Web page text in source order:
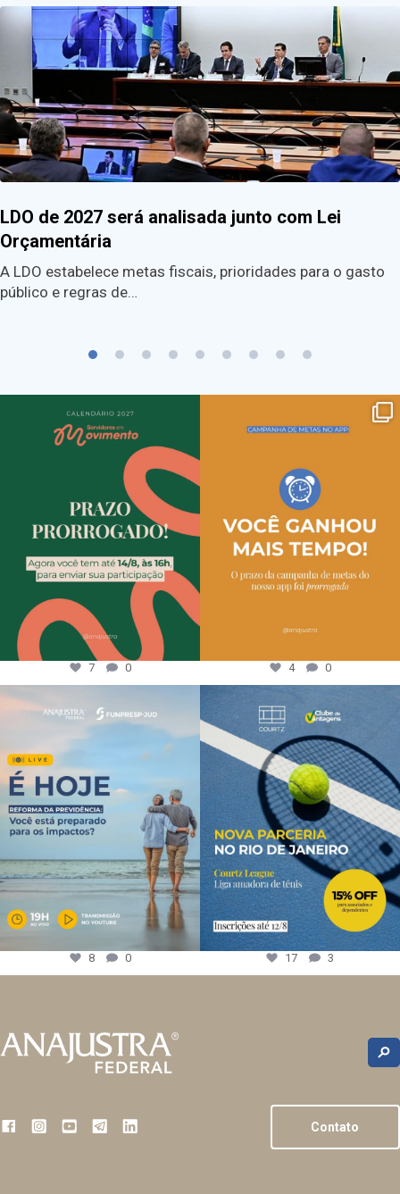
LDO de 2027 será analisada junto com Lei
Orçamentária
A LDO estabelece metas fiscais, prioridades para o gasto
público e regras de…
7 0 4 0
8 0 17 3
Contato